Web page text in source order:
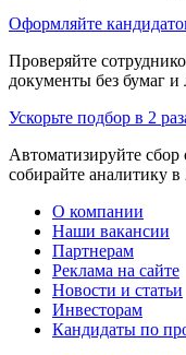
Оформляйте
Проверяйте
документы без бумаг
Ускорьте подбор в 2
Автоматизируйте сбор
собирайте аналитику в
О компании
Наши вакансии
Партнерам
Реклама на сайте
Новости и статьи
Инвесторам
Кандидаты по